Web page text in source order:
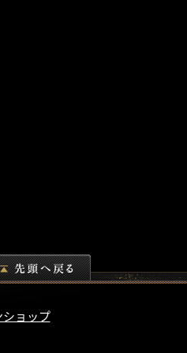
ョップ